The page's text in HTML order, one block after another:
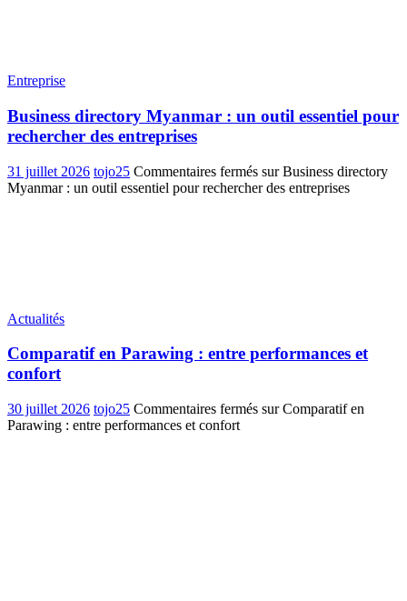
Entreprise
Business directory Myanmar : un outil essentiel pour
rechercher des entreprises
31 juillet 2026 tojo25 Commentaires fermés sur Business directory
Myanmar : un outil essentiel pour rechercher des entreprises
Actualités
Comparatif en Parawing : entre performances et
confort
30 juillet 2026 tojo25 Commentaires fermés sur Comparatif en
Parawing : entre performances et confort